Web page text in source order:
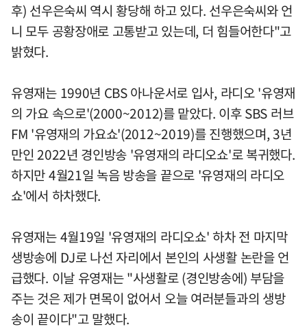
후) 선우은숙씨 역시 황당해 하고 있다. 선우은숙씨와 언
니 모두 공황장애로 고통받고 있는데, 더 힘들어한다"고
밝혔다.
유영재는 1990년 CBS 아나운서로 입사, 라디오 '유영재
의 가요 속으로'(2000~2012)를 맡았다. 이후 SBS 러브
FM '유영재의 가요쇼'(2012~2019)를 진행했으며, 3년
만인 2022년 경인방송 '유영재의 라디오쇼'로 복귀했다.
하지만 4월21일 녹음 방송을 끝으로 '유영재의 라디오
쇼'에서 하차했다.
유영재는 4월19일 '유영재의 라디오쇼' 하차 전 마지막
생방송에 DJ로 나선 자리에서 본인의 사생활 논란을 언
급했다. 이날 유영재는 "사생활로 (경인방송에) 부담을
주는 것은 제가 면목이 없어서 오늘 여러분들과의 생방
송이 끝이다"고 말했다.